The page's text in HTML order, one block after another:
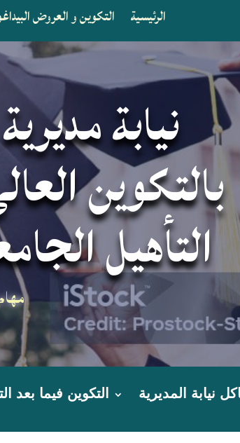
الرئيسية التكوين و العروض
نيابة
بالتكوين
التأهيل
نيابة المديرية التكوين فيما بعد